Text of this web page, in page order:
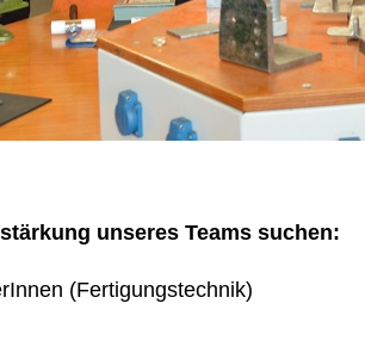
unseres Teams suchen:
(Fertigungstechnik)